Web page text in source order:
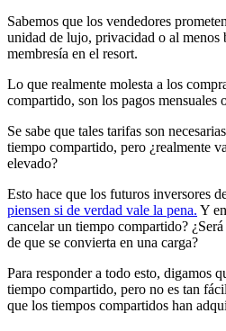
Sabemos que los vendedores
unidad de lujo, privacidad o al menos
membresía en el resort.
Lo que realmente molesta a los
compartido, son los pagos mensuales
Se sabe que tales tarifas son
tiempo compartido, pero ¿realmente
elevado?
Esto hace que los futuros inversores
piensen si de verdad vale la pena. Y
cancelar un tiempo compartido?
de que se convierta en una carga?
Para responder a todo esto, digamos
tiempo compartido, pero no es tan
que los tiempos compartidos han